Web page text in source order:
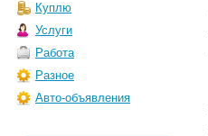
Куплю
Услуги
Работа
Разное
Авто-объявления